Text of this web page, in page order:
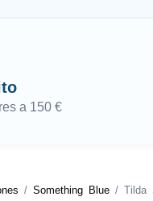
a 150 €
/ Something Blue / Tilda